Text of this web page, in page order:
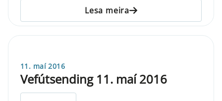
Lesa meira
11. maí 2016
Vefútsending 11. maí 2016